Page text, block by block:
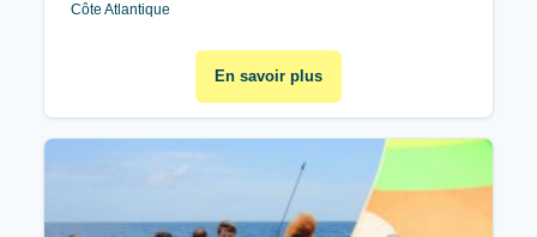
Côte Atlantique
En savoir plus